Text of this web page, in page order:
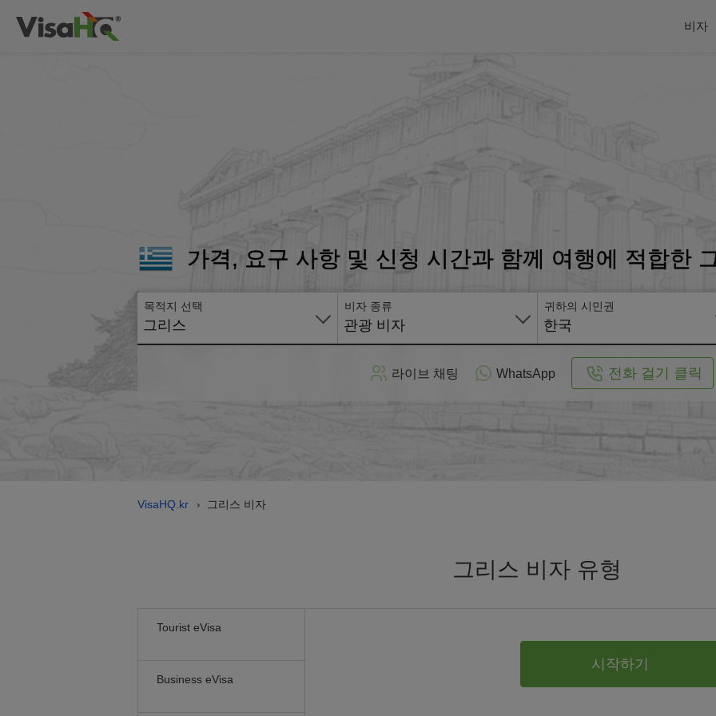
비자
가격, 요구 사항 및 신청 시간과 함께 여행에 적합한
목적지 선택
그리스
비자 종류
관광 비자
귀하의 시민권
한국
라이브 채팅 WhatsApp 전화 걸기 클릭
VisaHQ.kr › 그리스 비자
그리스 비자 유형
Tourist eVisa
Business eVisa
시작하기